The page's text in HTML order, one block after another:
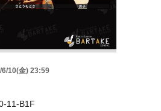
10(金) 23:59
11-B1F